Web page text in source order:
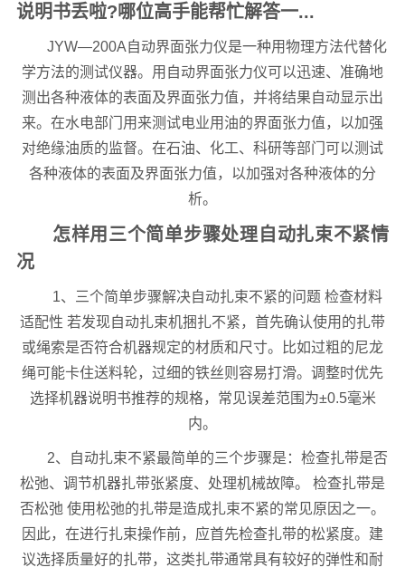
说明书丢啦?哪位高手能帮忙解答一...
JYW—200A自动界面张力仪是一种用物理方法代替化
学方法的测试仪器。用自动界面张力仪可以迅速、准确地
测出各种液体的表面及界面张力值，并将结果自动显示出
来。在水电部门用来测试电业用油的界面张力值，以加强
对绝缘油质的监督。在石油、化工、科研等部门可以测试
各种液体的表面及界面张力值，以加强对各种液体的分
析。
怎样用三个简单步骤处理自动扎束不紧情
况
1、三个简单步骤解决自动扎束不紧的问题 检查材料
适配性 若发现自动扎束机捆扎不紧，首先确认使用的扎带
或绳索是否符合机器规定的材质和尺寸。比如过粗的尼龙
绳可能卡住送料轮，过细的铁丝则容易打滑。调整时优先
选择机器说明书推荐的规格，常见误差范围为±0.5毫米
内。
2、自动扎束不紧最简单的三个步骤是：检查扎带是否
松弛、调节机器扎带张紧度、处理机械故障。 检查扎带是
否松弛 使用松弛的扎带是造成扎束不紧的常见原因之一。
因此，在进行扎束操作前，应首先检查扎带的松紧度。建
议选择质量好的扎带，这类扎带通常具有较好的弹性和耐